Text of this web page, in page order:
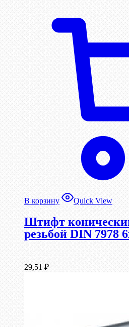
В корзину Quick View
Штифт
резьбой DIN 7978
29,51 ₽